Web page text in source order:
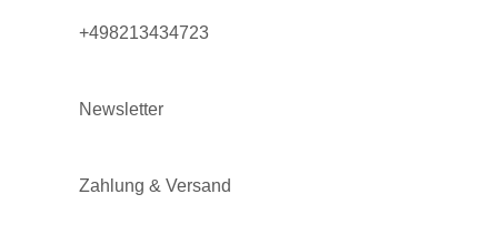
+498213434723
Newsletter
Zahlung & Versand